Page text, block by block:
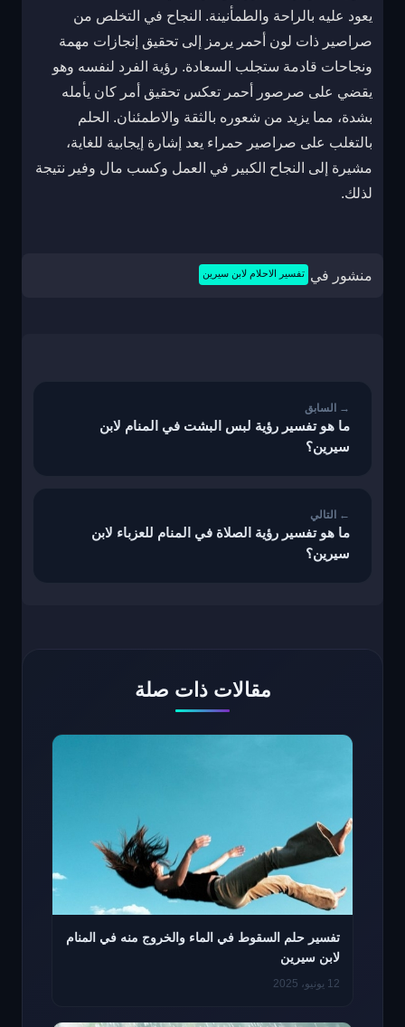
يعود عليه بالراحة والطمأنينة. النجاح في التخلص من
صراصير ذات لون أحمر يرمز إلى تحقيق إنجازات مهمة
ونجاحات قادمة ستجلب السعادة. رؤية الفرد لنفسه وهو
يقضي على صرصور أحمر تعكس تحقيق أمر كان يأمله
بشدة، مما يزيد من شعوره بالثقة والاطمئنان. الحلم
بالتغلب على صراصير حمراء يعد إشارة إيجابية للغاية،
مشيرة إلى النجاح الكبير في العمل وكسب مال وفير نتيجة
لذلك.
منشور في تفسير الاحلام لابن سيرين
ما هو تفسير رؤية لبس البشت في المنام لابن
سيرين؟
ما هو تفسير رؤية الصلاة في المنام للعزباء لابن
سيرين؟
مقالات ذات صلة
تفسير حلم السقوط في الماء والخروج منه في المنام
لابن سيرين
12 يونيو، 2025